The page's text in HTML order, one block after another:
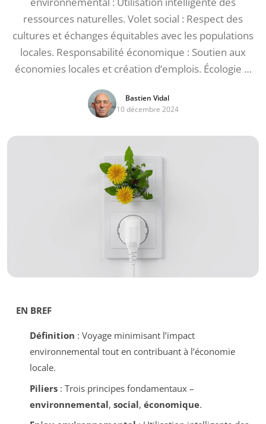
ressources naturelles. Volet social : Respect des
cultures et échanges équitables avec les populations
locales. Responsabilité économique : Soutien aux
économies locales et création d’emplois. Écologie …
Bastien Vidal
10 décembre 2024
EN BREF
Définition : Voyage minimisant l’impact
environnemental tout en contribuant à l’économie
locale.
Piliers: Trois principes fondamentaux –
environnemental, social, économique.